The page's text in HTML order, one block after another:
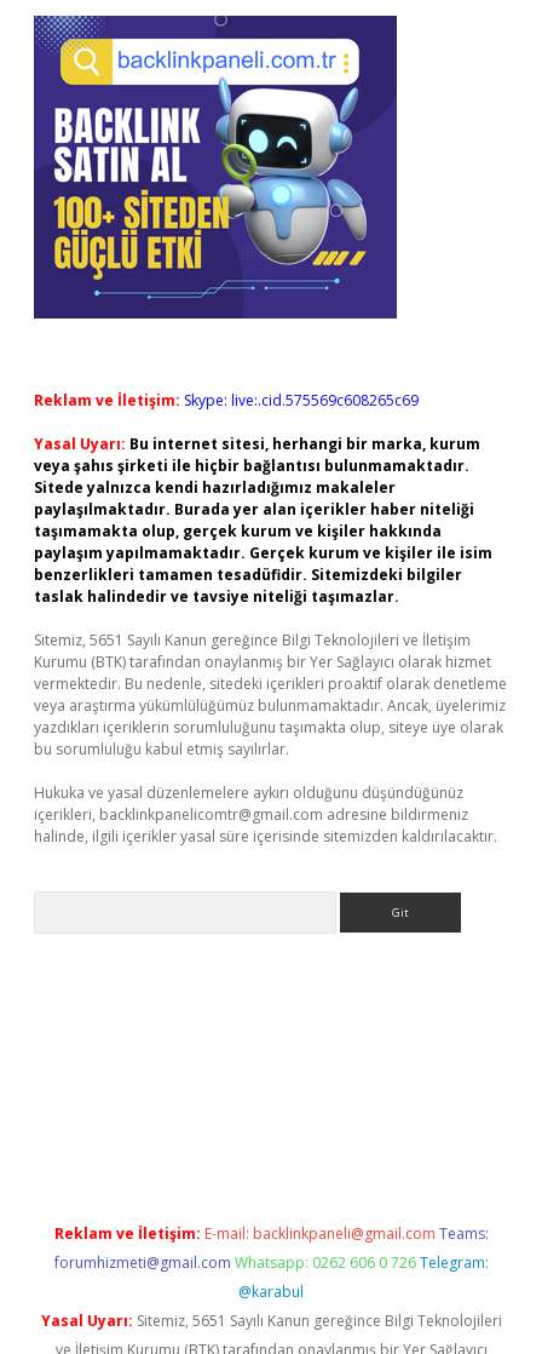
Reklam ve İletişim: Skype: live:.cid.575569c608265c69
Yasal Uyarı: Bu internet sitesi, herhangi bir marka, kurum
veya şahıs şirketi ile hiçbir bağlantısı bulunmamaktadır.
Sitede yalnızca kendi hazırladığımız makaleler
paylaşılmaktadır. Burada yer alan içerikler haber niteliği
taşımamakta olup, gerçek kurum ve kişiler hakkında
paylaşım yapılmamaktadır. Gerçek kurum ve kişiler ile isim
benzerlikleri tamamen tesadüfidir. Sitemizdeki bilgiler
taslak halindedir ve tavsiye niteliği taşımazlar.
Sitemiz, 5651 Sayılı Kanun gereğince Bilgi Teknolojileri ve İletişim
Kurumu (BTK) tarafından onaylanmış bir Yer Sağlayıcı olarak hizmet
vermektedir. Bu nedenle, sitedeki içerikleri proaktif olarak denetleme
veya araştırma yükümlülüğümüz bulunmamaktadır. Ancak, üyelerimiz
yazdıkları içeriklerin sorumluluğunu taşımakta olup, siteye üye olarak
bu sorumluluğu kabul etmiş sayılırlar.
Hukuka ve yasal düzenlemelere aykırı olduğunu düşündüğünüz
içerikleri, backlinkpanelicomtr@gmail.com adresine bildirmeniz
halinde, ilgili içerikler yasal süre içerisinde sitemizden kaldırılacaktır.
Reklam ve İletişim: E-mail: backlinkpaneli@gmail.com Teams:
forumhizmeti@gmail.com Whatsapp: 0262 606 0 726 Telegram:
@karabul
Yasal Uyarı: Sitemiz, 5651 Sayılı Kanun gereğince Bilgi Teknolojileri
ve İletişim Kurumu (BTK) tarafından onaylanmış bir Yer Sağlayıcı